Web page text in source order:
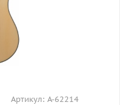
Артикул: A-62214